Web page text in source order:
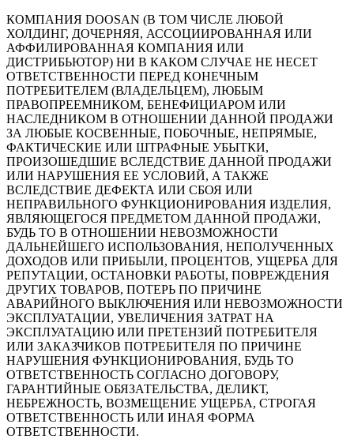
КОМПАНИЯ DOOSAN (В ТОМ ЧИСЛЕ ЛЮБОЙ
ХОЛДИНГ, ДОЧЕРНЯЯ, АССОЦИИРОВАННАЯ ИЛИ
АФФИЛИРОВАННАЯ КОМПАНИЯ ИЛИ
ДИСТРИБЬЮТОР) НИ В КАКОМ СЛУЧАЕ НЕ НЕСЕТ
ОТВЕТСТВЕННОСТИ ПЕРЕД КОНЕЧНЫМ
ПОТРЕБИТЕЛЕМ (ВЛАДЕЛЬЦЕМ), ЛЮБЫМ
ПРАВОПРЕЕМНИКОМ, БЕНЕФИЦИАРОМ ИЛИ
НАСЛЕДНИКОМ В ОТНОШЕНИИ ДАННОЙ ПРОДАЖИ
ЗА ЛЮБЫЕ КОСВЕННЫЕ, ПОБОЧНЫЕ, НЕПРЯМЫЕ,
ФАКТИЧЕСКИЕ ИЛИ ШТРАФНЫЕ УБЫТКИ,
ПРОИЗОШЕДШИЕ ВСЛЕДСТВИЕ ДАННОЙ ПРОДАЖИ
ИЛИ НАРУШЕНИЯ ЕЕ УСЛОВИЙ, А ТАКЖЕ
ВСЛЕДСТВИЕ ДЕФЕКТА ИЛИ СБОЯ ИЛИ
НЕПРАВИЛЬНОГО ФУНКЦИОНИРОВАНИЯ ИЗДЕЛИЯ,
ЯВЛЯЮЩЕГОСЯ ПРЕДМЕТОМ ДАННОЙ ПРОДАЖИ,
БУДЬ ТО В ОТНОШЕНИИ НЕВОЗМОЖНОСТИ
ДАЛЬНЕЙШЕГО ИСПОЛЬЗОВАНИЯ, НЕПОЛУЧЕННЫХ
ДОХОДОВ ИЛИ ПРИБЫЛИ, ПРОЦЕНТОВ, УЩЕРБА ДЛЯ
РЕПУТАЦИИ, ОСТАНОВКИ РАБОТЫ, ПОВРЕЖДЕНИЯ
ДРУГИХ ТОВАРОВ, ПОТЕРЬ ПО ПРИЧИНЕ
АВАРИЙНОГО ВЫКЛЮЧЕНИЯ ИЛИ НЕВОЗМОЖНОСТИ
ЭКСПЛУАТАЦИИ, УВЕЛИЧЕНИЯ ЗАТРАТ НА
ЭКСПЛУАТАЦИЮ ИЛИ ПРЕТЕНЗИЙ ПОТРЕБИТЕЛЯ
ИЛИ ЗАКАЗЧИКОВ ПОТРЕБИТЕЛЯ ПО ПРИЧИНЕ
НАРУШЕНИЯ ФУНКЦИОНИРОВАНИЯ, БУДЬ ТО
ОТВЕТСТВЕННОСТЬ СОГЛАСНО ДОГОВОРУ,
ГАРАНТИЙНЫЕ ОБЯЗАТЕЛЬСТВА, ДЕЛИКТ,
НЕБРЕЖНОСТЬ, ВОЗМЕЩЕНИЕ УЩЕРБА, СТРОГАЯ
ОТВЕТСТВЕННОСТЬ ИЛИ ИНАЯ ФОРМА
ОТВЕТСТВЕННОСТИ.